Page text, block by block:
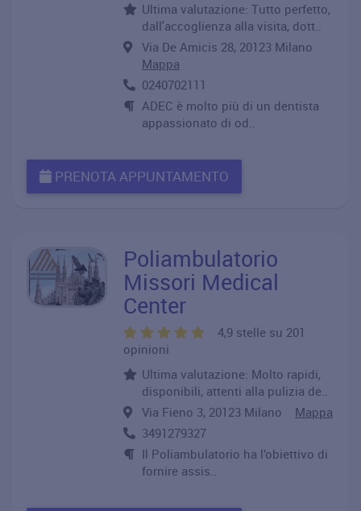
Ultima valutazione: Tutto perfetto,
dall'accoglienza alla visita, dott..
Via De Amicis 28, 20123 Milano
Mappa
0240702111
ADEC è molto più di un dentista
appassionato di od..
PRENOTA APPUNTAMENTO
Poliambulatorio
Missori Medical
Center
4,9 stelle su 201
opinioni
Ultima valutazione: Molto rapidi,
disponibili, attenti alla pulizia de..
Via Fieno 3, 20123 Milano Mappa
3491279327
Il Poliambulatorio ha l’obiettivo di
fornire assis..